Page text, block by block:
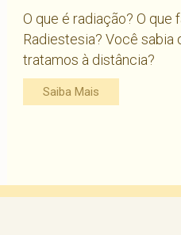
O que é radiação? O que
Radiestesia? Você sabia
tratamos à distância?
Saiba Mais